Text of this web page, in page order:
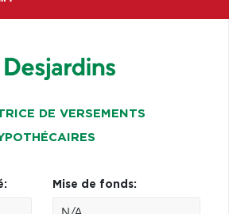
DE VERSEMENTS
Mise de fonds: